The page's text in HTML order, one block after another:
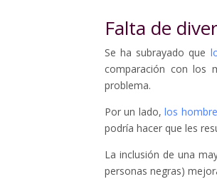
Falta de
Se ha subrayado que
comparación con los
problema.
Por un lado,los
podría hacer que les
La inclusión de una
personas negras)